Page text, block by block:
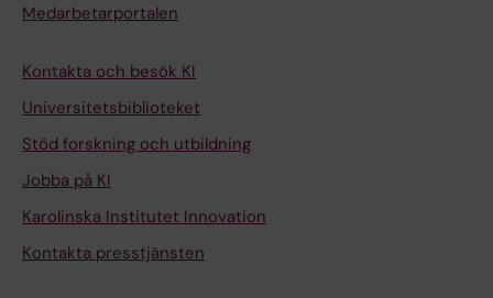
Medarbetarportalen
Kontakta och besök KI
Universitetsbiblioteket
Stöd forskning och utbildning
Jobba på KI
Karolinska Institutet Innovation
Kontakta presstjänsten